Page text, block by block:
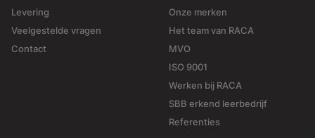
Levering
Veelgestelde vragen
Contact
Onze merken
Het team van RACA
MVO
ISO 9001
Werken bij RACA
SBB erkend leerbedrijf
Referenties